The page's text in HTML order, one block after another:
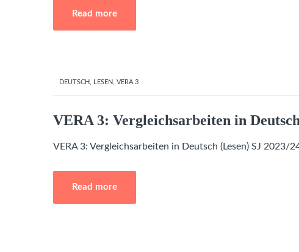
Read more
DEUTSCH LESEN VERA 3
VERA 3: Vergleichsarbeiten in
VERA 3: Vergleichsarbeiten in Deutsch (Lesen) SJ 2023/
Read more